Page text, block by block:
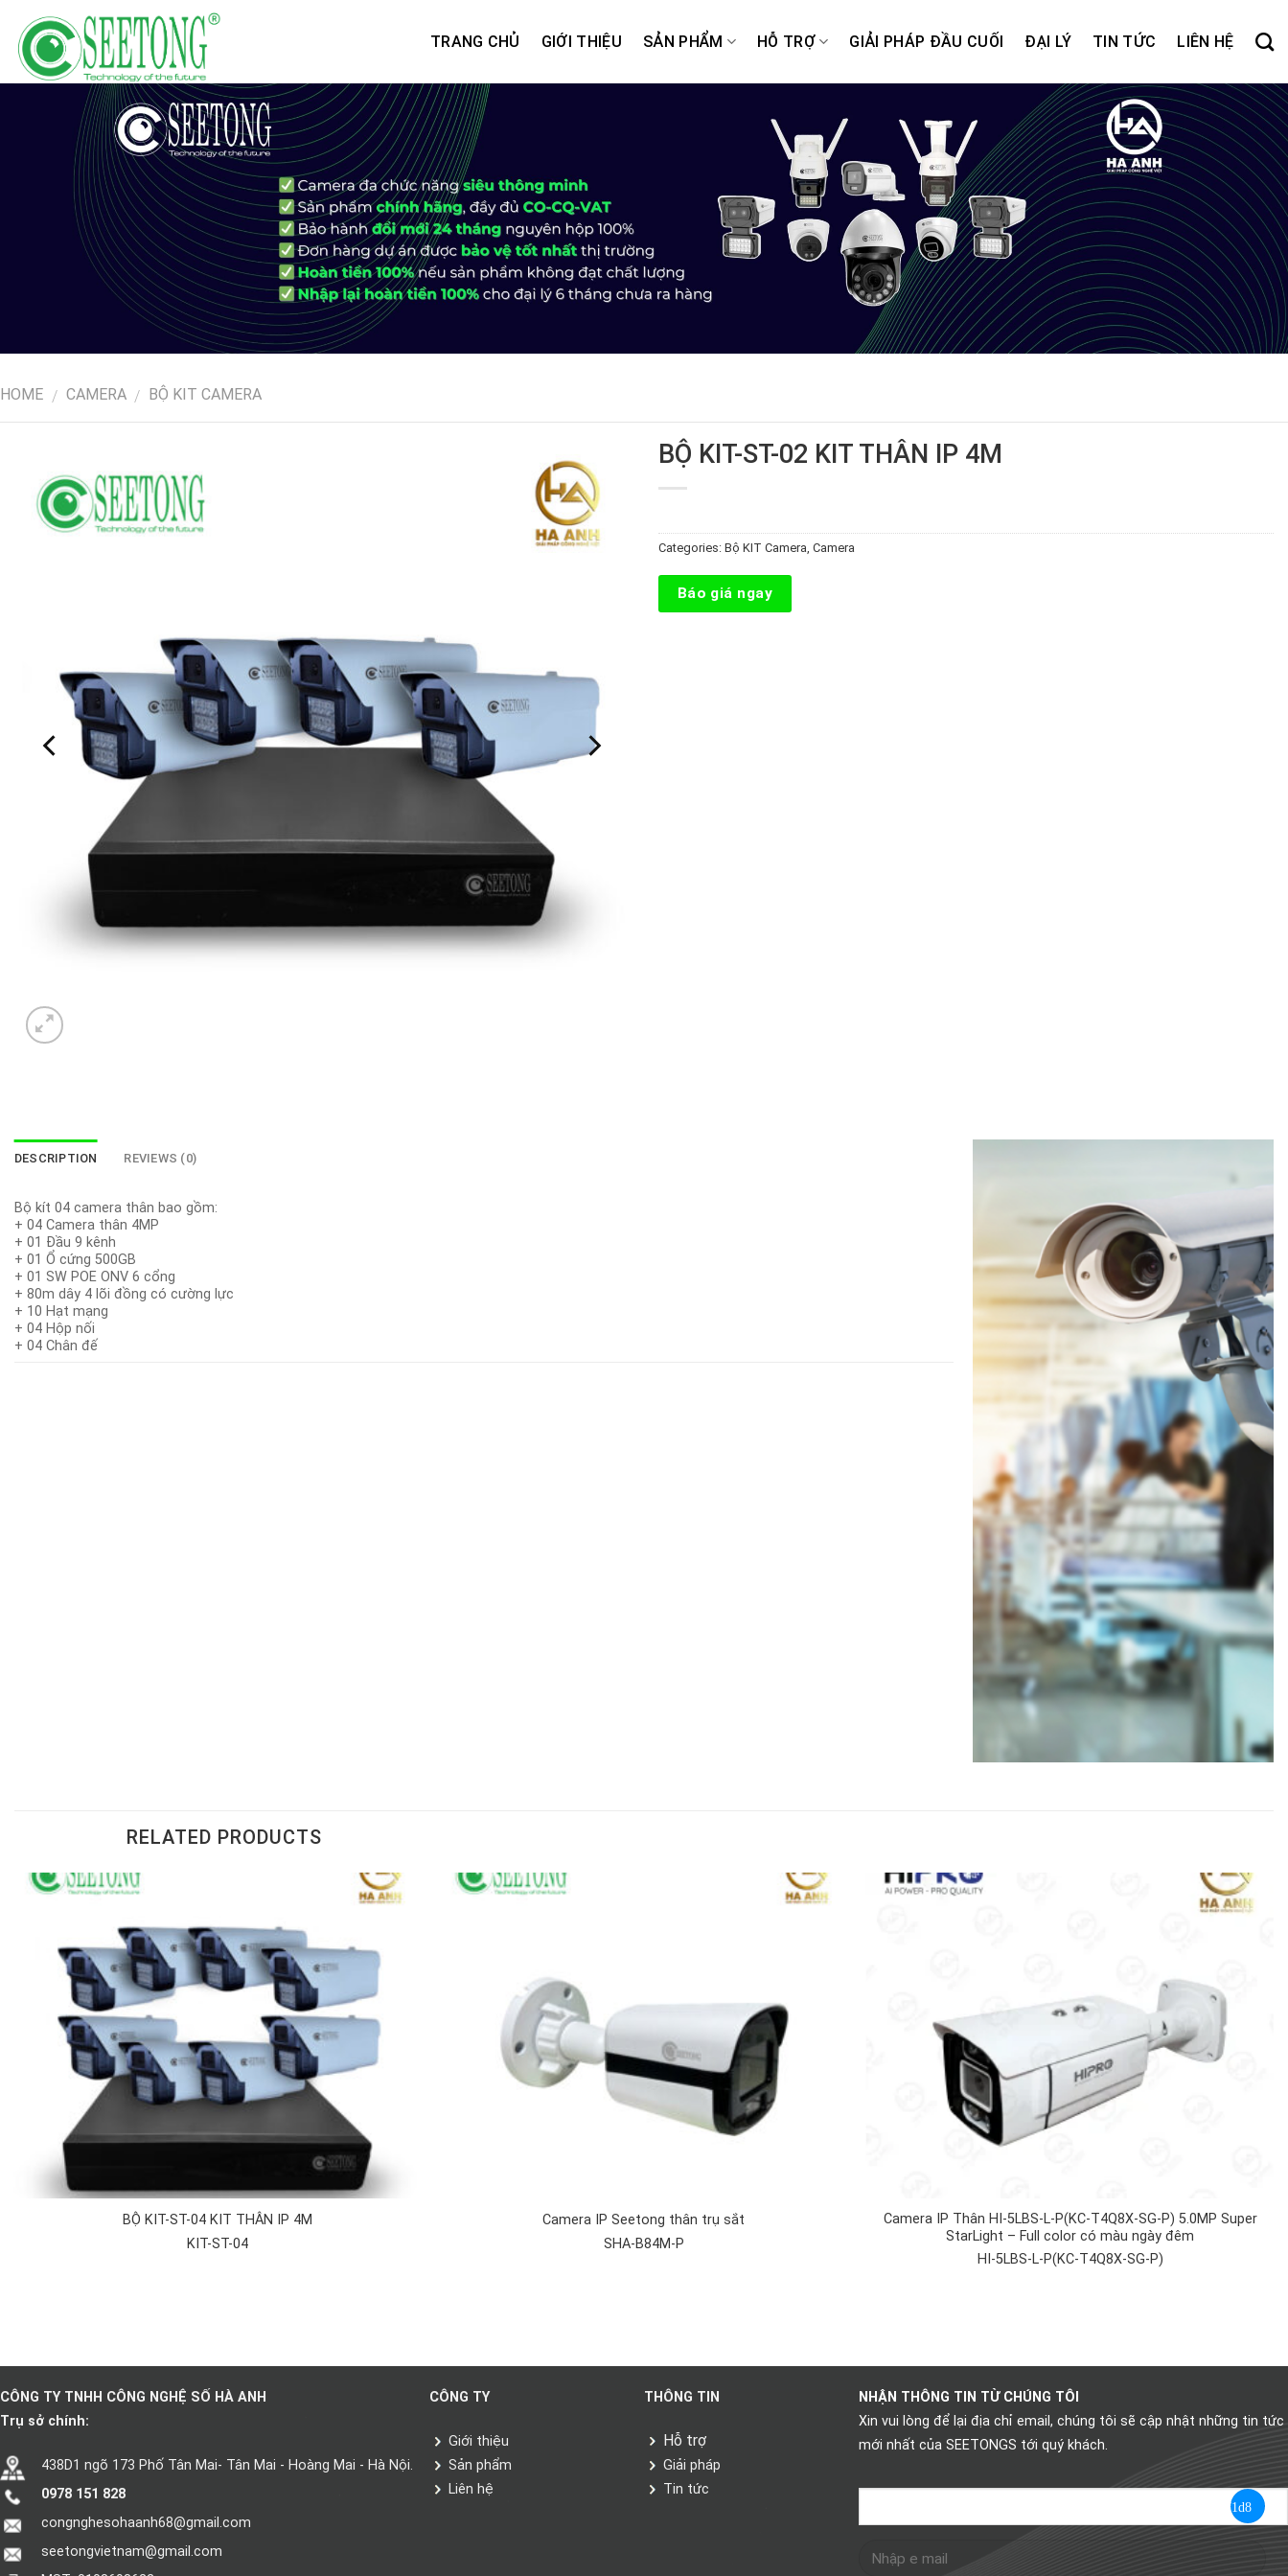
content
TRANG CHỦ GIỚI THIỆU SẢN PHẨM HỖ TRỢ GIẢI PHÁP ĐẦU CUỐI ĐẠI LÝ TIN TỨC LIÊN HỆ
HOME / CAMERA / BỘ KIT CAMERA
BỘ KIT-ST-02 KIT THÂN IP 4M
Categories: Bộ KIT Camera, Camera
Báo giá ngay
DESCRIPTION REVIEWS (0)
Bộ kít 04 camera thân bao gồm:
+ 04 Camera thân 4MP
+ 01 Đầu 9 kênh
+ 01 Ổ cứng 500GB
+ 01 SW POE ONV 6 cổng
+ 80m dây 4 lõi đồng có cường lực
+ 10 Hạt mạng
+ 04 Hộp nối
+ 04 Chân đế
RELATED PRODUCTS
BỘ KIT-ST-04 KIT THÂN IP 4M
KIT-ST-04
Camera IP Seetong thân trụ sắt
SHA-B84M-P
Camera IP Thân HI-5LBS-L-P(KC-T4Q8X-SG-P) 5.0MP Super
StarLight – Full color có màu ngày đêm
HI-5LBS-L-P(KC-T4Q8X-SG-P)
CÔNG TY TNHH CÔNG NGHỆ SỐ HÀ ANH
Trụ sở chính:
438D1 ngõ 173 Phố Tân Mai- Tân Mai - Hoàng Mai - Hà Nội.
0978 151 828
congnghesohaanh68@gmail.com
seetongvietnam@gmail.com
CÔNG TY
Giới thiệu
Sản phẩm
Liên hệ
THÔNG TIN
Hỗ trợ
Giải pháp
Tin tức
NHẬN THÔNG TIN TỪ CHÚNG TÔI
Xin vui lòng để lại địa chỉ email, chúng tôi sẽ cập nhật những tin tức
mới nhất của SEETONGS tới quý khách.